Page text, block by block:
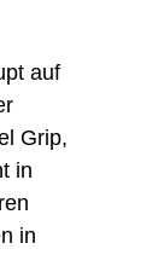
auf
Grip,
in
in